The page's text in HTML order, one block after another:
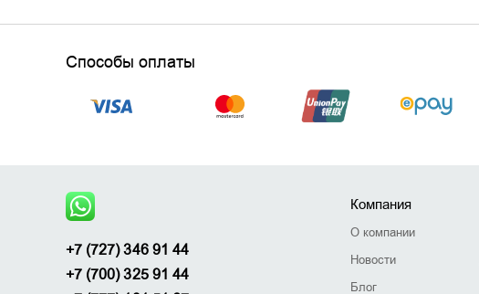
Способы оплаты
+7 (727) 346 91 44
+7 (700) 325 91 44
Компания
О компании
Новости
Блог